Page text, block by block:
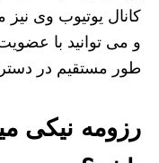
کانال یوتیوب وی
و می توانید با
طور مستقیم در
رزومه نیکی